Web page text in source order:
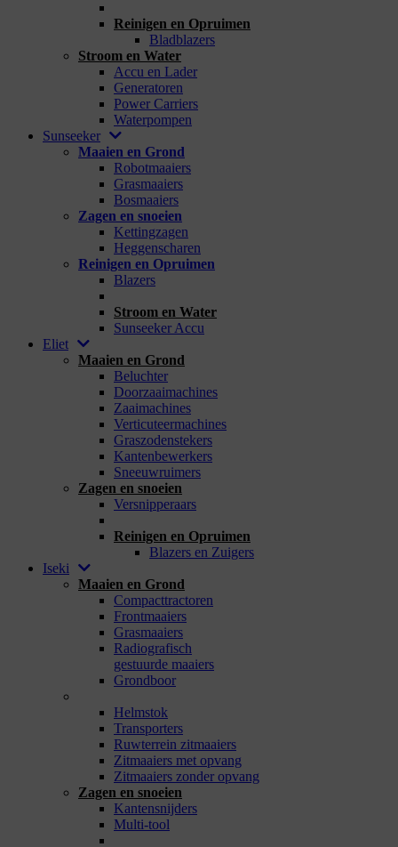
Reinigen en Opruimen
Bladblazers
Stroom en Water
Accu en Lader
Generatoren
Power Carriers
Waterpompen
Sunseeker
Maaien en Grond
Robotmaaiers
Grasmaaiers
Bosmaaiers
Zagen en snoeien
Kettingzagen
Heggenscharen
Reinigen en Opruimen
Blazers
Stroom en Water
Sunseeker Accu
Eliet
Maaien en Grond
Beluchter
Doorzaaimachines
Zaaimachines
Verticuteermachines
Graszodenstekers
Kantenbewerkers
Sneeuwruimers
Zagen en snoeien
Versnipperaars
Reinigen en Opruimen
Blazers en Zuigers
Iseki
Maaien en Grond
Compacttractoren
Frontmaaiers
Grasmaaiers
Radiografisch
gestuurde maaiers
Grondboor
Helmstok
Transporters
Ruwterrein zitmaaiers
Zitmaaiers met opvang
Zitmaaiers zonder opvang
Zagen en snoeien
Kantensnijders
Multi-tool